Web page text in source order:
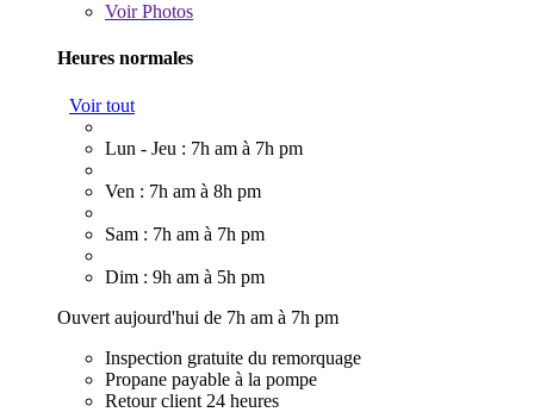
VoirPhotos
Heures normales
Voir tout
Lun - Jeu : 7h am à 7h pm
Ven : 7h am à 8h pm
Sam : 7h am à 7h pm
Dim : 9h am à 5h pm
Ouvert aujourd'hui de 7h am à 7h pm
Inspection gratuite du remorquage
Propane payable à la pompe
Retour client 24 heures